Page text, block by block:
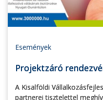
Események
Projektzáró
A Kisalföldi
partnerei tisztelettel